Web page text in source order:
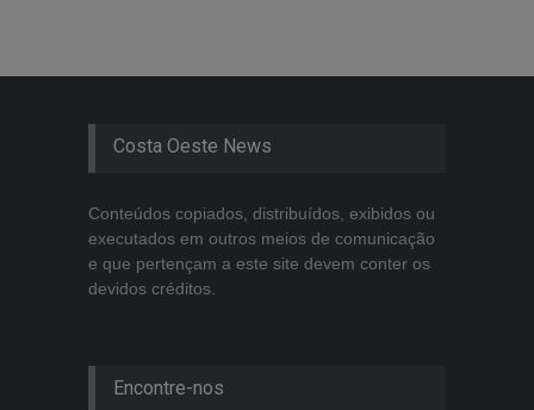
Costa Oeste News
Conteúdos copiados, distribuídos, exibidos ou
executados em outros meios de comunicação
e que pertençam a este site devem conter os
devidos créditos.
Encontre-nos